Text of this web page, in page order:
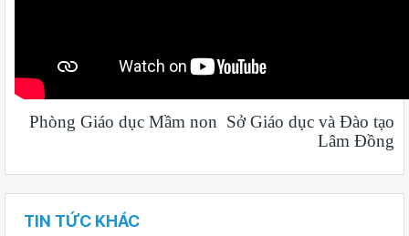
Phòng Giáo dục Mầm non Sở Giáo dục và Đào tạo
Lâm Đồng
TIN TỨC KHÁC